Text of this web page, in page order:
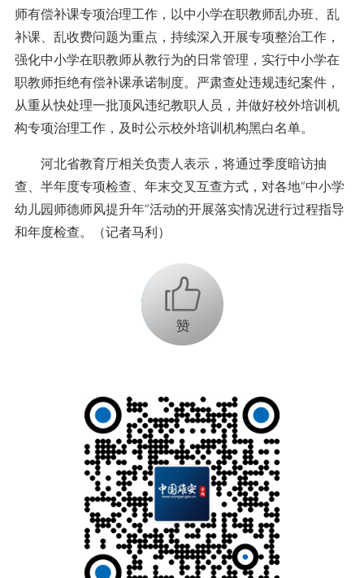
师有偿补课专项治理工作，以中小学在职教师乱办班、乱
补课、乱收费问题为重点，持续深入开展专项整治工作，
强化中小学在职教师从教行为的日常管理，实行中小学在
职教师拒绝有偿补课承诺制度。严肃查处违规违纪案件，
从重从快处理一批顶风违纪教职人员，并做好校外培训机
构专项治理工作，及时公示校外培训机构黑白名单。
河北省教育厅相关负责人表示，将通过季度暗访抽
查、半年度专项检查、年末交叉互查方式，对各地“中小学
幼儿园师德师风提升年”活动的开展落实情况进行过程指导
和年度检查。（记者马利）
+1